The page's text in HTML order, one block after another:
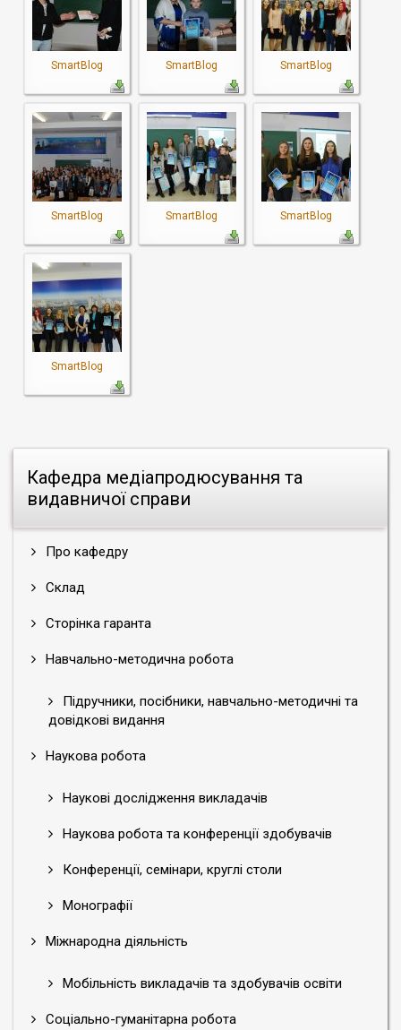
Кафедра медіапродюсування та
видавничої справи
Про кафедру
Склад
Сторінка гаранта
Навчально-методична робота
Підручники, посібники, навчально-методичні та
довідкові видання
Наукова робота
Наукові дослідження викладачів
Наукова робота та конференції здобувачів
Конференції, семінари, круглі столи
Монографії
Міжнародна діяльність
Мобільність викладачів та здобувачів освіти
Соціально-гуманітарна робота
SmartBlog SmartBlog SmartBlog
SmartBlog SmartBlog SmartBlog
SmartBlog